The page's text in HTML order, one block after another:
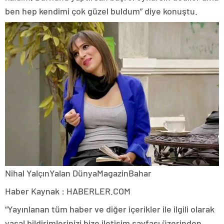
ben hep kendimi çok güzel buldum” diye konuştu.
Nihal YalçınYalan DünyaMagazinBahar
Haber Kaynak : HABERLER.COM
“Yayınlanan tüm haber ve diğer içerikler ile ilgili olarak